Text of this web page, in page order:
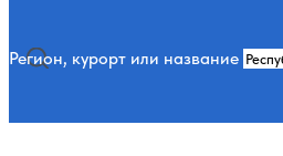
Регион, курорт или название